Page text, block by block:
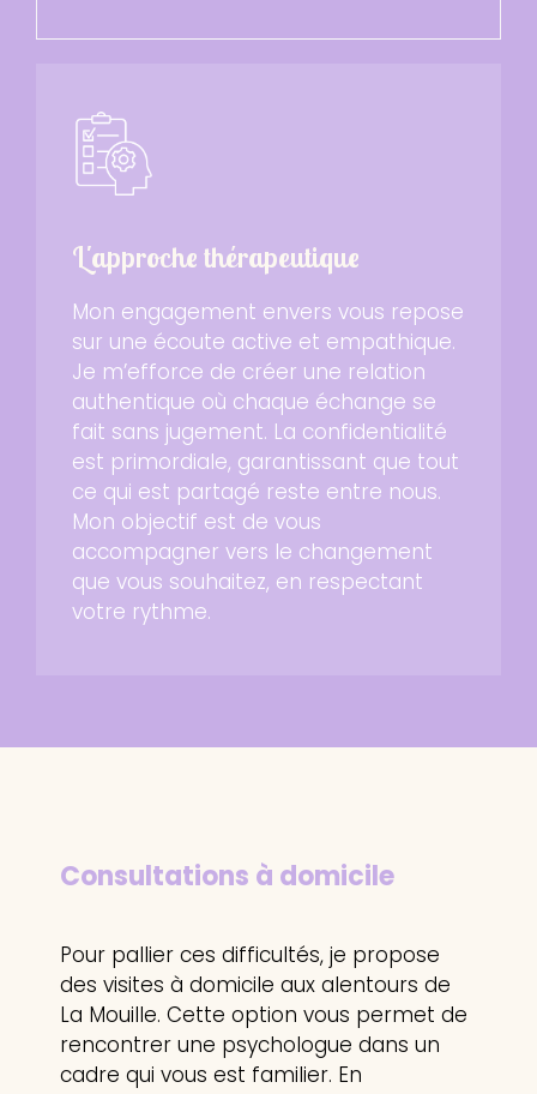
L'approche thérapeutique
Mon engagement envers vous repose
sur une écoute active et empathique.
Je m’efforce de créer une relation
authentique où chaque échange se
fait sans jugement. La confidentialité
est primordiale, garantissant que tout
ce qui est partagé reste entre nous.
Mon objectif est de vous
accompagner vers le changement
que vous souhaitez, en respectant
votre rythme.
Consultations à domicile
Pour pallier ces difficultés, je propose
des visites à domicile aux alentours de
La Mouille. Cette option vous permet de
rencontrer une psychologue dans un
cadre qui vous est familier. En